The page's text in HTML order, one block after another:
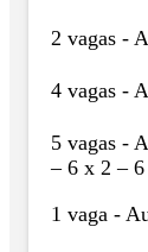
2 vagas -
4 vagas -
5 vagas -
– 6 x 2 –
1 vaga -